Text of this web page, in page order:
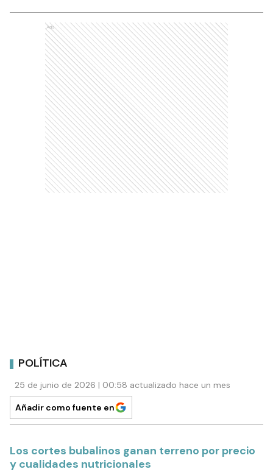
Ads
POLÍTICA
25 de junio de 2026 | 00:58 actualizado hace un mes
Añadir como fuente en
Los cortes bubalinos ganan terreno por precio
y cualidades nutricionales